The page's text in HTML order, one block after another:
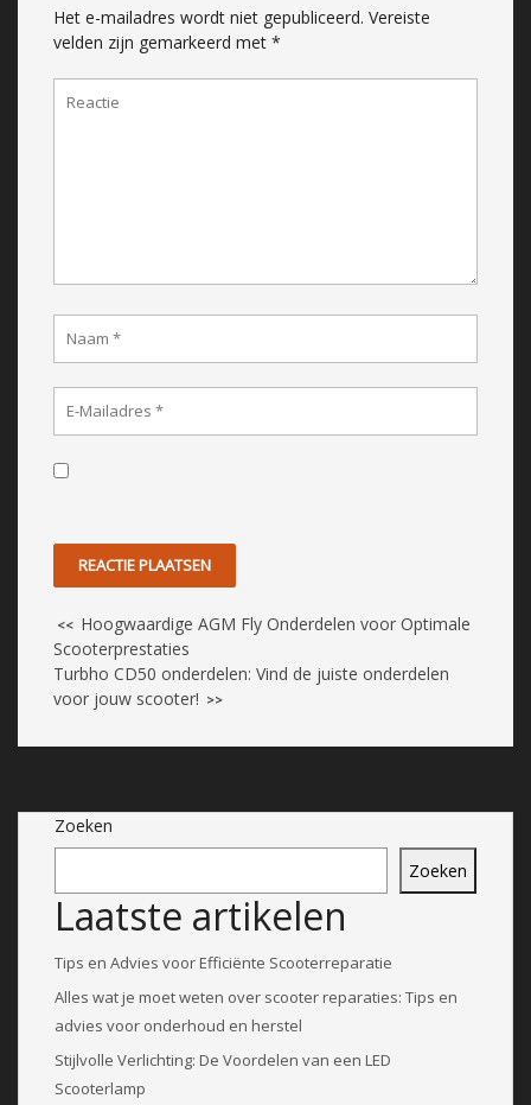
Het e-mailadres wordt niet gepubliceerd. Vereiste
velden zijn gemarkeerd met *
<< Hoogwaardige AGM Fly Onderdelen voor Optimale
Scooterprestaties
Turbho CD50 onderdelen: Vind de juiste onderdelen
voor jouw scooter! >>
Zoeken
Zoeken
Laatste artikelen
Tips en Advies voor Efficiënte Scooterreparatie
Alles wat je moet weten over scooter reparaties: Tips en
advies voor onderhoud en herstel
Stijlvolle Verlichting: De Voordelen van een LED
Scooterlamp